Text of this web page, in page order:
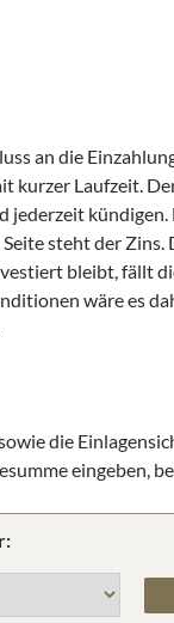
an die
kurzer Laufzeit.
jederzeit
steht der Zins.
bleibt, fällt
wäre es
die
eingeben,